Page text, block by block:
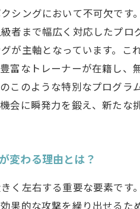
シングにおいて不可欠で
者まで幅広く対応したプ
が主軸となっています。
富なトレーナーが在籍し
このような特別なプログ
会に瞬発力を鍛え、新たな
変わる理由とは？
く左右する重要な要素で
果的な攻撃を繰り出せる